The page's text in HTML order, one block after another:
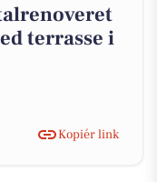
terrasse i
Kopiér link